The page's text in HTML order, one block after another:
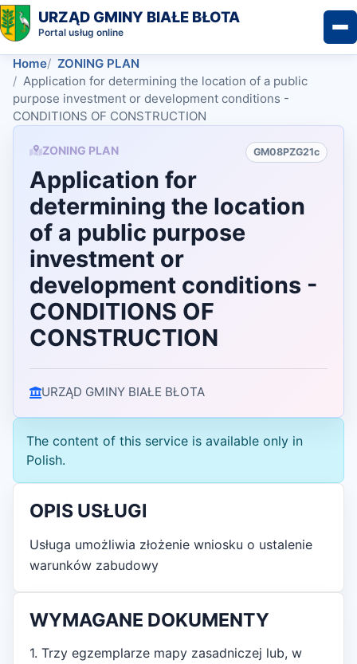
URZĄD GMINY BIAŁE BŁOTA
Portal usług online
Home
ZONING PLAN
Application for determining the location of a public
purpose investment or development conditions -
CONDITIONS OF CONSTRUCTION
ZONING PLAN GM08PZG21c
Application for
determining the location
of a public purpose
investment or
development conditions -
CONDITIONS OF
CONSTRUCTION
URZĄD GMINY BIAŁE BŁOTA
The content of this service is available only in
Polish.
OPIS USŁUGI
Usługa umożliwia złożenie wniosku o ustalenie
warunków zabudowy
WYMAGANE DOKUMENTY
1. Trzy egzemplarze mapy zasadniczej lub, w